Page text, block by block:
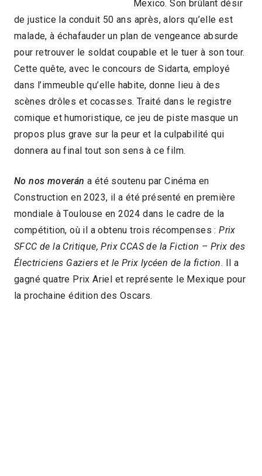
Mexico. Son brûlant désir
de justice la conduit 50 ans après, alors qu’elle est
malade, à échafauder un plan de vengeance absurde
pour retrouver le soldat coupable et le tuer à son tour.
Cette quête, avec le concours de Sidarta, employé
dans l’immeuble qu’elle habite, donne lieu à des
scènes drôles et cocasses. Traité dans le registre
comique et humoristique, ce jeu de piste masque un
propos plus grave sur la peur et la culpabilité qui
donnera au final tout son sens à ce film.
No nos moverán a été soutenu par Cinéma en
Construction en 2023, il a été présenté en première
mondiale à Toulouse en 2024 dans le cadre de la
compétition, où il a obtenu trois récompenses :Prix
SFCC de la Critique, Prix CCAS de la Fiction – Prix des
Électriciens Gaziers et le Prix lycéen de la fiction. Il a
gagné quatre Prix Ariel et représente le Mexique pour
la prochaine édition des Oscars.